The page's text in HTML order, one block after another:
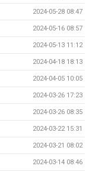
2024-05-28 08:47
2024-05-16 08:57
2024-05-13 11:12
2024-04-18 18:13
2024-04-05 10:05
2024-03-26 17:23
2024-03-26 08:35
2024-03-22 15:31
2024-03-21 08:02
2024-03-14 08:46